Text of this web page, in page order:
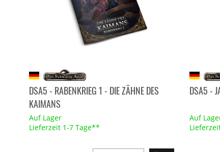
DSA5 - RABENKRIEG 1 - DIE ZÄHNE DES
KAIMANS
Auf Lager
Lieferzeit 1-7 Tage**
DSA5 -
Auf